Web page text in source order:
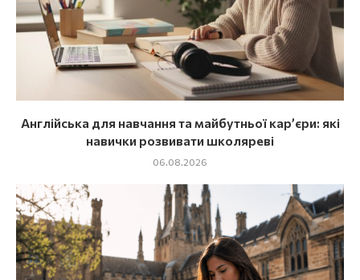
Англійська для навчання та майбутньої кар’єри: які
навички розвивати школяреві
06.08.2026